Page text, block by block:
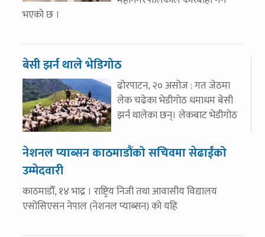
भएको छ ।
बेसी झर्न थाले भेडिगोठ
ढोरपाटन, २० असोज : गत जेठमा
लेक चढेका भेडीगोठ धमाधम बेसी
झर्न थालेका छन्। लेकबाट भेडीगोठ
नेशनल प्याब्सन काठमाडौंको सचिवमा सेढाईंको
उम्मेदवारी
काठमाडौँ, १४ भाद्र । राष्ट्रिय निजी तथा आवासीय विद्यालय
एसोसिएसन नेपाल (नेशनल प्याब्सन) को यहि